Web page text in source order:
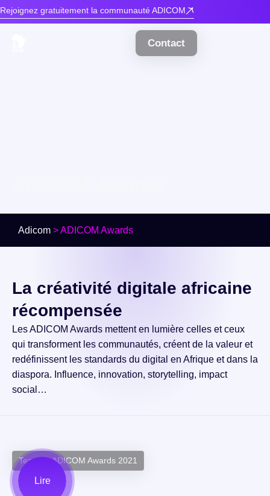
Rejoignez gratuitement la communauté ADICOM
Contact
Adicom >ADICOM Awards
La créativité digitale africaine
récompensée
Les ADICOM Awards mettent en lumière celles et ceux
qui transforment les communautés, créent de la valeur et
redéfinissent les standards du digital en Afrique et dans la
diaspora. Influence, innovation, storytelling, impact
social…
Teaser - ADICOM Awards 2021
Lire